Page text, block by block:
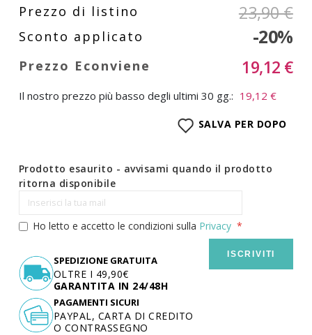
23,90 €
-20%
19,12 €
Il nostro prezzo più basso degli ultimi 30 gg.: 19,12 €
SALVA PER DOPO
Prodotto esaurito - avvisami quando il prodotto
ritorna disponibile
Ho letto e accetto le condizioni sulla Privacy
ISCRIVITI
SPEDIZIONE GRATUITA
OLTRE I 49,90€
GARANTITA IN 24/48H
PAGAMENTI SICURI
PAYPAL, CARTA DI CREDITO
O CONTRASSEGNO